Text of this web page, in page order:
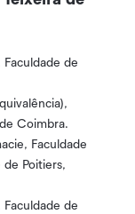
de
Coimbra.
Faculdade
de Poitiers,
Faculdade de